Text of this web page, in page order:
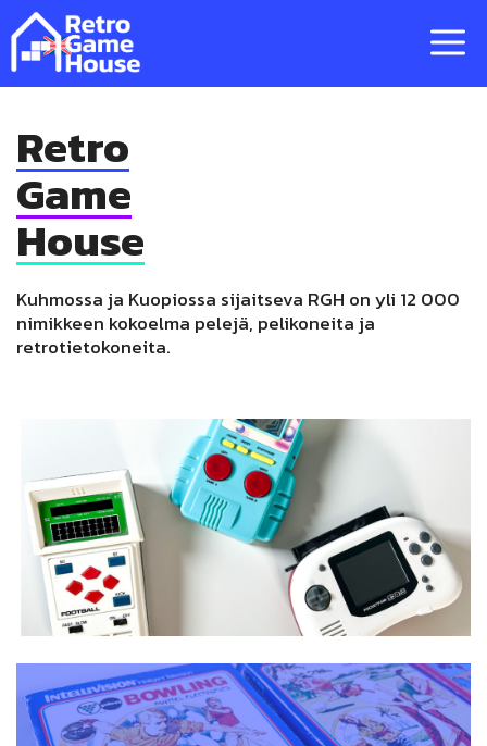
Siirry
sisältöön
Retro
Game
House
Kuhmossa ja Kuopiossa sijaitseva RGH on yli 12 000
nimikkeen kokoelma pelejä, pelikoneita ja
retrotietokoneita.